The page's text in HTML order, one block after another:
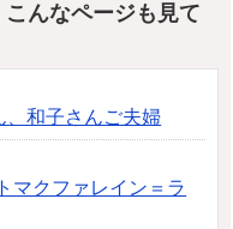
んなページも見て
、和子さんご夫婦
クファレイン＝ラ